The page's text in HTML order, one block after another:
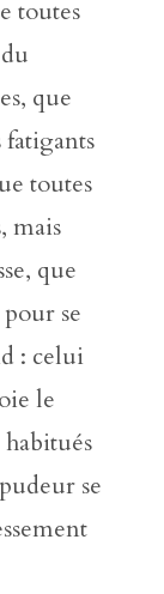
toutes
que
fatigants
toutes
mais
que
se
: celui
le
se